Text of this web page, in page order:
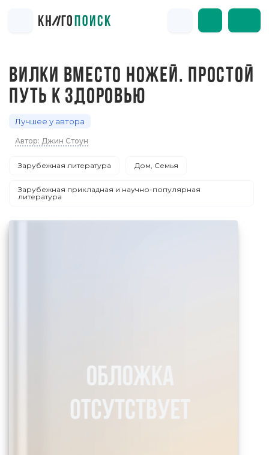
ВИЛКИ ВМЕСТО НОЖЕЙ. ПРОСТОЙ
ПУТЬ К ЗДОРОВЬЮ
Лучшее у автора
Автор: Джин Стоун
Зарубежная литература Дом, Семья
Зарубежная прикладная и научно-популярная
литература